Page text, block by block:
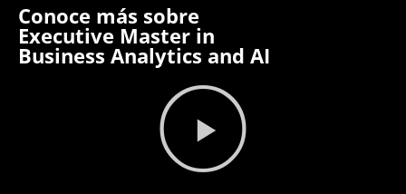
Conoce más sobre
Executive Master in
Business Analytics and AI